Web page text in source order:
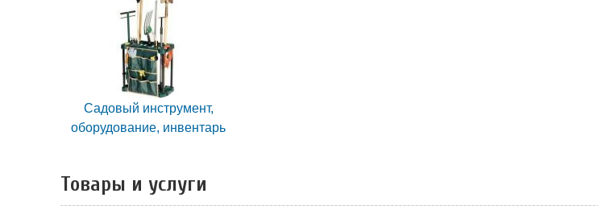
Садовый инструмент,
оборудование, инвентарь
Товары и услуги